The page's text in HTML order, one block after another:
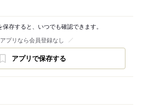
保存すると、いつでも確認できます。
アプリなら会員登録なし
アプリで保存する